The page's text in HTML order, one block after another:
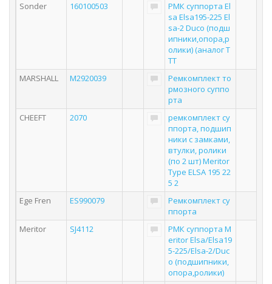
Sonder
160100503
РМК суппорта El
sa Elsa195-225 El
sa-2 Duco (подш
ипники,опора,р
олики) (аналог T
TT
MARSHALL
M2920039
Ремкомплект то
рмозного суппо
рта
CHEEFT
2070
ремкомплект су
ппорта, подшип
ники с замками,
втулки, ролики
(по 2 шт) Meritor
Type ELSA 195 22
5 2
Ege Fren
ES990079
Ремкомплект су
ппорта
Meritor
SJ4112
РМК суппорта M
eritor Elsa/Elsa19
5-225/Elsa-2/Duc
o (подшипники,
опора,ролики)